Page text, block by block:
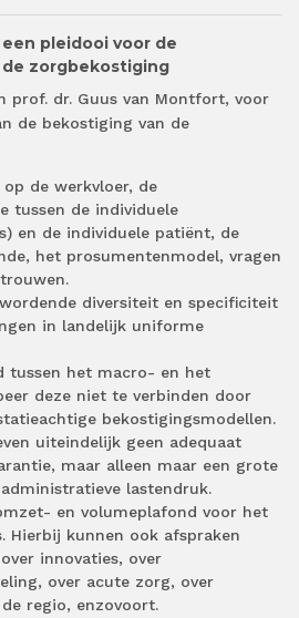
pleidooi voor de
zorgbekostiging
prof. dr. Guus van Montfort, voor
de bekostiging van de
de werkvloer, de
tussen de individuele
en de individuele patiënt, de
het prosumentenmodel, vragen
diversiteit en specificiteit
in landelijk uniforme
tussen het macro- en het
deze niet te verbinden door
bekostigingsmodellen.
uiteindelijk geen adequaat
maar alleen maar een grote
lastendruk.
en volumeplafond voor het
Hierbij kunnen ook afspraken
innovaties, over
over acute zorg, over
regio, enzovoort.